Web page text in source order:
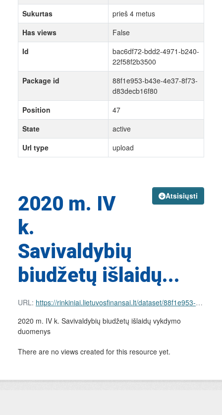
Atsisiųsti
2020 m. IV
k.
Savivaldybių
biudžetų išlaidų...
URL: https://rinkiniai.lietuvosfinansai.lt/dataset/88f1e953-b43e-4e37-8f73-d83decb16f80/resource/bac6df72-bdd2-4971-b240-22f58f2b3500/download/mun-expenses.json
2020 m. IV k. Savivaldybių biudžetų išlaidų vykdymo
duomenys
There are no views created for this resource yet.
Sukurtas
prieš 4 metus
Has views
False
Id
bac6df72-bdd2-4971-b240-
22f58f2b3500
Package id
88f1e953-b43e-4e37-8f73-
d83decb16f80
Position
47
State
active
Url type
upload